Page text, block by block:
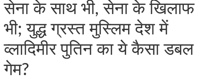
सेना के साथ भी, सेना के खिलाफ
भी; युद्ध ग्रस्त मुस्लिम देश में
व्लादिमीर पुतिन का ये कैसा डबल
गेम?